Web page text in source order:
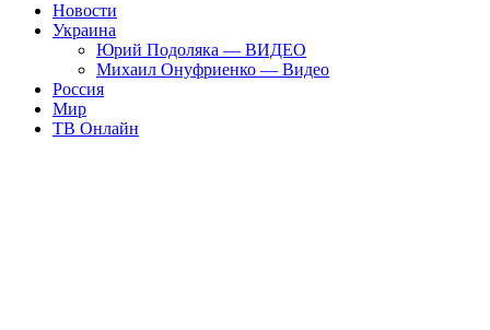
Новости
Украина
Юрий Подоляка — ВИДЕО
Михаил Онуфриенко — Видео
Россия
Мир
ТВ Онлайн